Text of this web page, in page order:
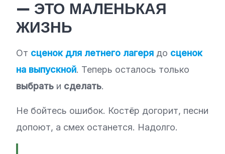
— ЭТО МАЛЕНЬКАЯ
ЖИЗНЬ
От сценок для летнего лагеря до сценок
на выпускной. Теперь осталось только
выбрать и сделать.
Не бойтесь ошибок. Костёр догорит, песни
допоют, а смех останется. Надолго.